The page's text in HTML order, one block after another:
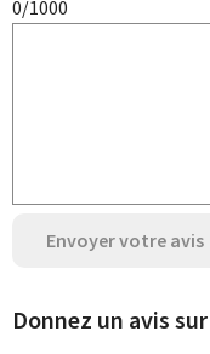
0/1000
Envoyer votre avis
Donnez un avis